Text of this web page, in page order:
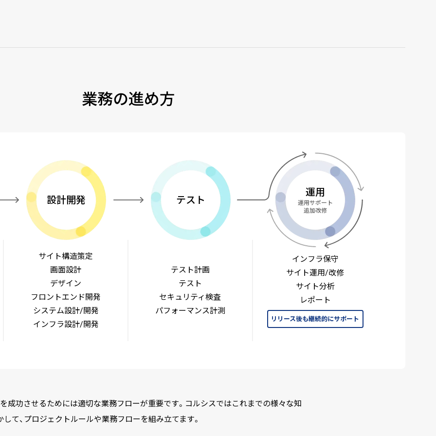
業務の進め方
設計開発
サイト構造策定
画面設計
デザイン
フロントエンド開発
システム設計/開発
インフラ設計/開発
テスト
テスト計画
テスト
セキュリティ検査
パフォーマンス計測
運用
運用サポート
追加改修
インフラ保守
サイト運用/改修
サイト分析
レポート
リリース後も継続的にサポート
成功させるためには適切な業務フローが重要です。コルシスではこれまでの様々な知
して、プロジェクトルールや業務フローを組み立てます。